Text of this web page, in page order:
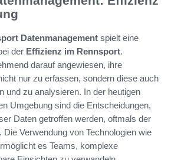
Datenmanagement spielt eine
der Effizienz im Rennsport.
darauf angewiesen, ihre
nur zu erfassen, sondern diese auch
und zu analysieren. In der heutigen
Umgebung sind die Entscheidungen,
Daten getroffen werden, oftmals der
Verwendung von Technologien wie
es Teams, komplexe